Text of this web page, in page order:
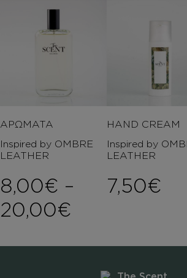
ΑΡΩΜΑΤΑ
Inspired by OMBRE
LEATHER
8,00€ –
20,00€
HAND CREAM
Inspired by
LEATHER
7,50€